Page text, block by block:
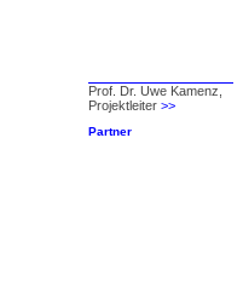
Prof. Dr. Uwe Kamenz,
Projektleiter >>
Partner